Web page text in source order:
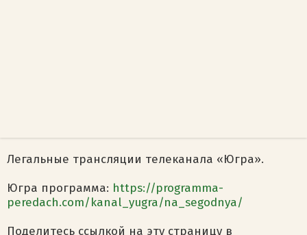
Легальные трансляции телеканала «Югра».
Югра программа: https://programma-
peredach.com/kanal_yugra/na_segodnya/
Поделитесь ссылкой на эту страницу в